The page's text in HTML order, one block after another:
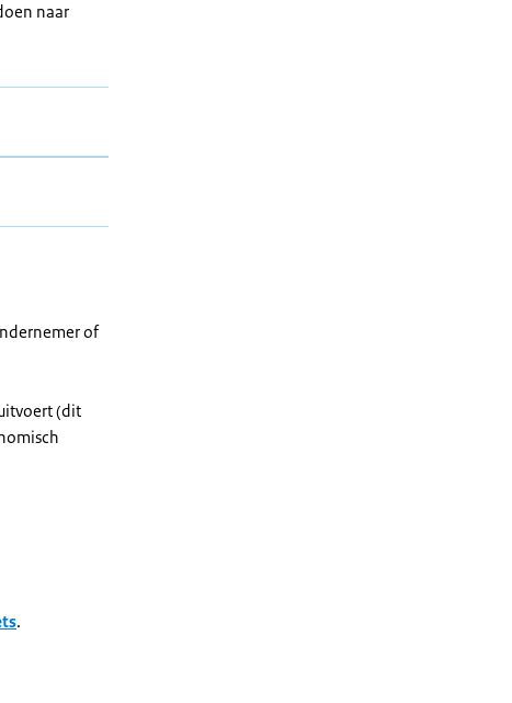
naar
of
(dit
.